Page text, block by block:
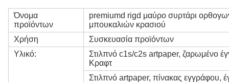
Όνομα
προϊόντων
premiumd rigd μαύρο συρτάρι
μπουκαλιών κρασιού
Χρήση
Συσκευασία προϊόντων
Υλικό:
Στιλπνό c1s/c2s artpaper, ζαρωμένο
Κραφτ
Στιλπνό artpaper, πίνακας εγγράφου,